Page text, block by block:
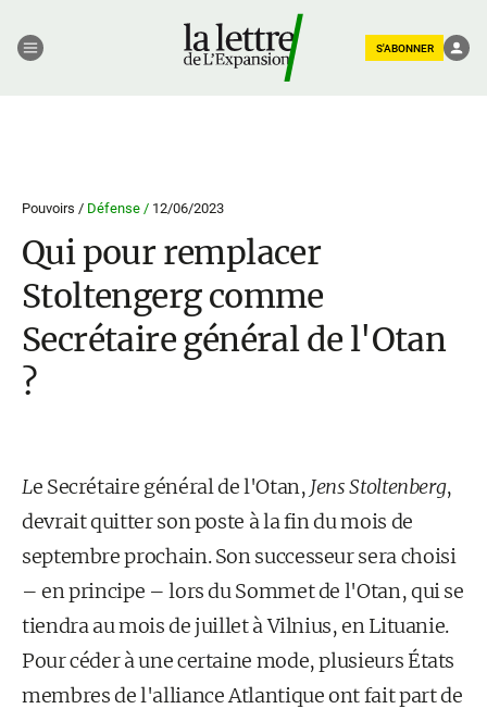
S'ABONNER
Pouvoirs / Défense / 12/06/2023
Qui pour remplacer
Stoltengerg comme
Secrétaire général de l'Otan
?
Le Secrétaire général de l'Otan, Jens Stoltenberg,
devrait quitter son poste à la fin du mois de
septembre prochain. Son successeur sera choisi
– en principe – lors du Sommet de l'Otan, qui se
tiendra au mois de juillet à Vilnius, en Lituanie.
Pour céder à une certaine mode, plusieurs États
membres de l'alliance Atlantique ont fait part de